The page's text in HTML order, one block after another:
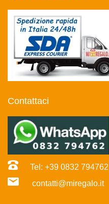
Contattaci
Tel: +39 0832 794762
contatti@miregalo.it